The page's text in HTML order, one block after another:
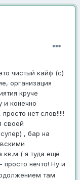
чистый кайф (с)
организация
круче
и конечно
нет слов!!!!!
своей
, бар на
кв.м ( я туда ещё
просто нечто! Ну и
там